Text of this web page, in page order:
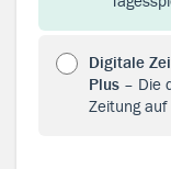
Digitale
Plus – Die
Zeitung